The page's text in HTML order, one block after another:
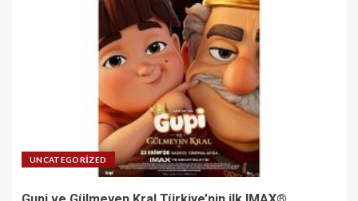
UNCATEGORIZED